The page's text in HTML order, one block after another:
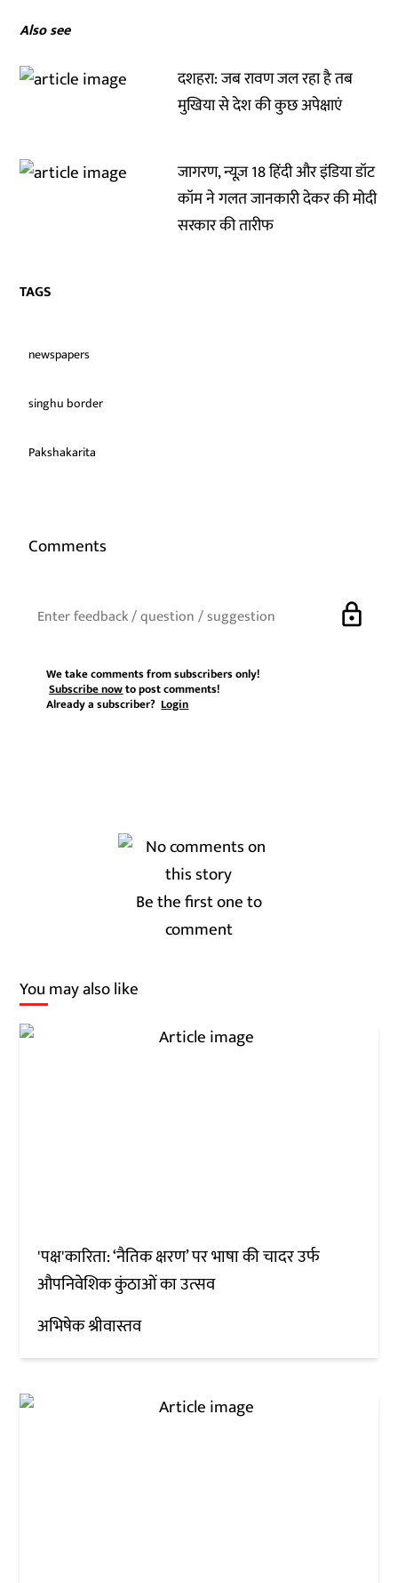
Also see
दशहरा: जब रावण जल रहा है तब
मुखिया से देश की कुछ अपेक्षाएं
जागरण, न्यूज़ 18 हिंदी और इंडिया डॉट
कॉम ने गलत जानकारी देकर की मोदी
सरकार की तारीफ
TAGS
newspapers
singhu border
Pakshakarita
Comments
lock
We take comments from subscribers only!
Subscribe nowto post comments!
Already a subscriber?Login
Be the first one to
comment
You may also like
'पक्ष'कारिता: ‘नैतिक क्षरण’ पर भाषा की चादर उर्फ
औपनिवेशिक कुंठाओं का उत्‍सव
अभिषेक श्रीवास्तव